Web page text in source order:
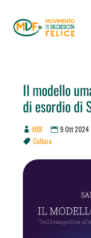
Il modello
di esordio di
MDF 9 Ott 2024
 Cultura